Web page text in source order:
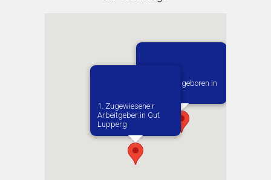
Vermutlich geboren in
1. Zugewiesene:r
Arbeitgeber:in​ Gut
Lupperg